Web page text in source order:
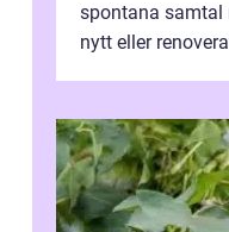
spontana samtal
nytt eller